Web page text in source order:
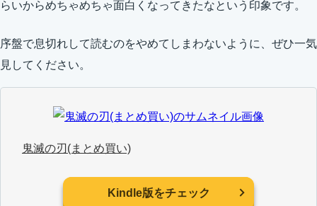
らいからめちゃめちゃ面白くなってきたなという印象です。
序盤で息切れして読むのをやめてしまわないように、ぜひ一気
見してください。
鬼滅の刃(まとめ買い)
Kindle版をチェック